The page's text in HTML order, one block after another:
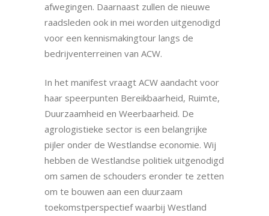
afwegingen. Daarnaast zullen de nieuwe
raadsleden ook in mei worden uitgenodigd
voor een kennismakingtour langs de
bedrijventerreinen van ACW.
In het manifest vraagt ACW aandacht voor
haar speerpunten Bereikbaarheid, Ruimte,
Duurzaamheid en Weerbaarheid. De
agrologistieke sector is een belangrijke
pijler onder de Westlandse economie. Wij
hebben de Westlandse politiek uitgenodigd
om samen de schouders eronder te zetten
om te bouwen aan een duurzaam
toekomstperspectief waarbij Westland